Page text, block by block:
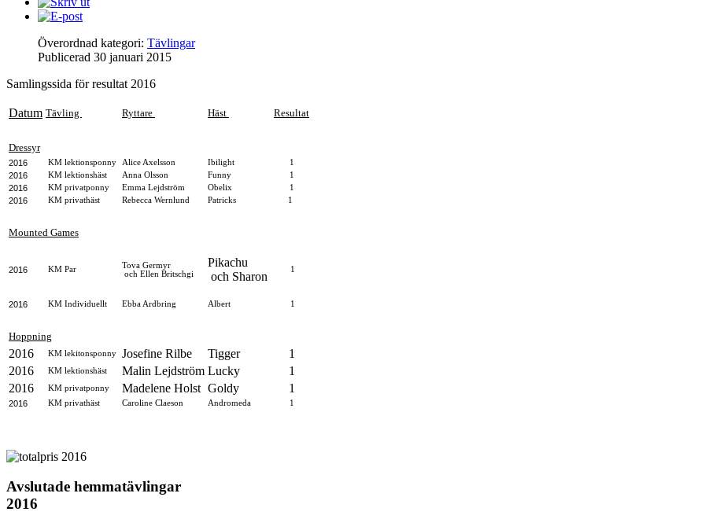
Överordnad kategori: Tävlingar
Publicerad 30 januari 2015
Samlingssida för resultat 2016
Datum Tävling Ryttare Häst Resultat
Dressyr
2016 KM lektionsponny Alice Axelsson Ibilight 1
2016 KM lektionshäst Anna Olsson Funny 1
2016 KM privatponny Emma Lejdström Obelix 1
2016 KM privathäst Rebecca Wernlund Patricks 1
Mounted Games
2016 KM Par
Tova Germyr
och Ellen Britschgi
Pikachu
och Sharon
1
2016 KM Individuellt Ebba Ardbring Albert 1
Hoppning
2016 KM lekitonsponny Josefine Rilbe Tigger
1
2016
KM lektionshäst Malin Lejdström Lucky
1
2016
KM privatponny Madelene Holst Goldy 1
2016 KM privathäst Caroline Claeson Andromeda 1
Avslutade hemmatävlingar
2016